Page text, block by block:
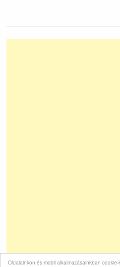
Oldalainkon és mobil alkalmazásainkban